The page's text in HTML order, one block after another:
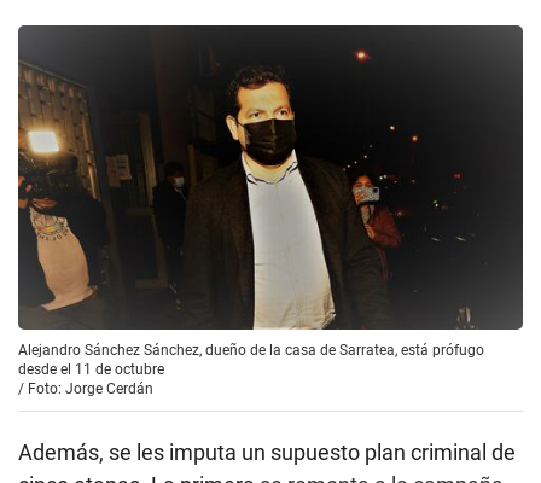
Alejandro Sánchez Sánchez, dueño de la casa de Sarratea, está prófugo
desde el 11 de octubre
/ Foto: Jorge Cerdán
Además, se les imputa un supuesto plan criminal de